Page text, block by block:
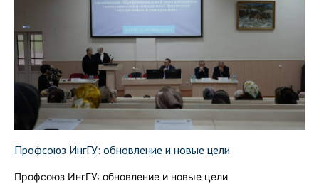
Профсоюз ИнгГУ: обновление и новые цели
Профсоюз ИнгГУ: обновление и новые цели